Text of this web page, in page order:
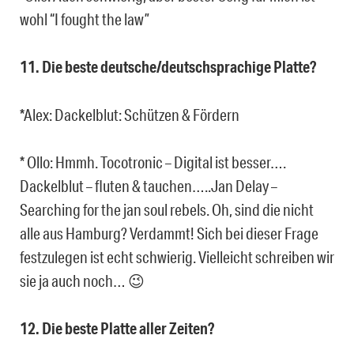
wohl “I fought the law”
11. Die beste deutsche/deutschsprachige Platte?
*Alex: Dackelblut: Schützen & Fördern
* Ollo: Hmmh. Tocotronic – Digital ist besser….
Dackelblut – fluten & tauchen…..Jan Delay –
Searching for the jan soul rebels. Oh, sind die nicht
alle aus Hamburg? Verdammt! Sich bei dieser Frage
festzulegen ist echt schwierig. Vielleicht schreiben wir
sie ja auch noch… 😉
12. Die beste Platte aller Zeiten?